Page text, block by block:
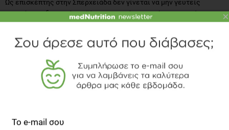
Ως επισκέπτης στην Σπερχειάδα δεν γίνεται να μην γευτείς
τοπικά παραδοσιακά προϊόντα, τα οποία φυσικά αν σου αρέσουν
μπορείς να τα προμηθευτείς και για το σπίτι σου! Μεγάλη ποικιλία
σε παραδοσιακά προϊόντα φτιαγμένα με αγνά υλικά από ντόπιους
παραγωγούς. Τέτοια είναι τα γαλακτοκομικά (φέτα, παραδοσιακό
γιαούρτι), χειροποίητες πίτες με χωριάτικο φύλλο (χορτόπιτα,
τυρόπιτα κ.ά.), παραδοσιακές χυλοπίτες, τραχανάς, γλυκά του
κουταλιού.
τις γεύσεις της. Το μόνο σίγουρο είναι πως είναι ένας
×